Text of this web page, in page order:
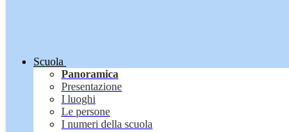
Scuola
Panoramica
Presentazione
I luoghi
Le persone
I numeri della scuola